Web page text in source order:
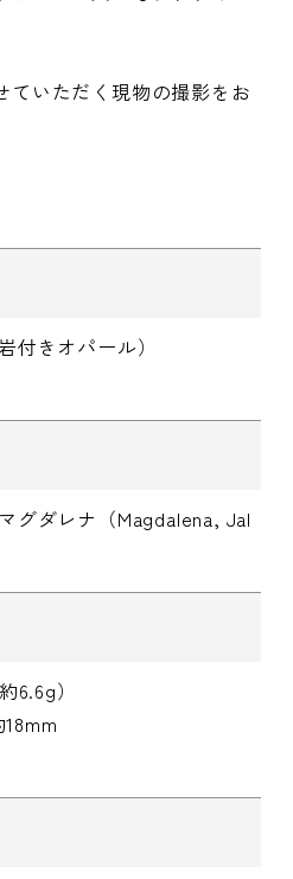
いただく現物の撮影をお
付きオパール）
グダレナ（Magdalena, Jal
6.6g）